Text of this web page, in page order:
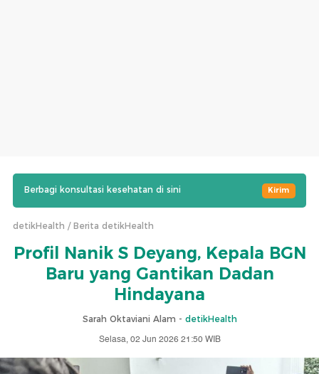
Berbagi konsultasi kesehatan di sini Kirim
detikHealth Berita detikHealth
Profil Nanik S Deyang, Kepala BGN
Baru yang Gantikan Dadan
Hindayana
Sarah Oktaviani Alam - detikHealth
Selasa, 02 Jun 2026 21:50 WIB